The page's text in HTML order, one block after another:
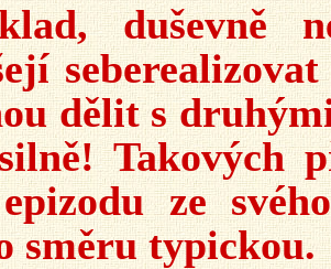
duševně
dělit s
Takových
ze
směru typickou.